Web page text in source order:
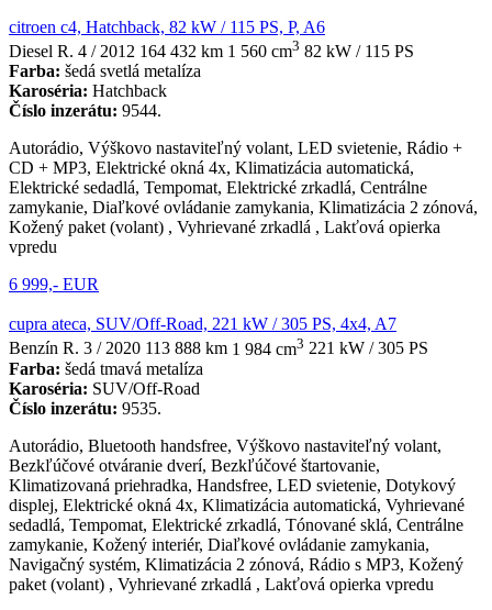
citroen c4, Hatchback, 82 kW / 115 PS, P, A6
Diesel R. 4 / 2012 164 432 km 1 560 cm3 82 kW / 115 PS
Farba: šedá svetlá metalíza
Karoséria: Hatchback
Číslo inzerátu: 9544.
Autorádio, Výškovo nastaviteľný volant, LED svietenie, Rádio +
CD + MP3, Elektrické okná 4x, Klimatizácia automatická,
Elektrické sedadlá, Tempomat, Elektrické zrkadlá, Centrálne
zamykanie, Diaľkové ovládanie zamykania, Klimatizácia 2 zónová,
Kožený paket (volant) , Vyhrievané zrkadlá , Lakťová opierka
vpredu
6 999,- EUR
cupra ateca, SUV/Off-Road, 221 kW / 305 PS, 4x4, A7
Benzín R. 3 / 2020 113 888 km 1 984 cm3 221 kW / 305 PS
Farba: šedá tmavá metalíza
Karoséria: SUV/Off-Road
Číslo inzerátu: 9535.
Autorádio, Bluetooth handsfree, Výškovo nastaviteľný volant,
Bezkľúčové otváranie dverí, Bezkľúčové štartovanie,
Klimatizovaná priehradka, Handsfree, LED svietenie, Dotykový
displej, Elektrické okná 4x, Klimatizácia automatická, Vyhrievané
sedadlá, Tempomat, Elektrické zrkadlá, Tónované sklá, Centrálne
zamykanie, Kožený interiér, Diaľkové ovládanie zamykania,
Navigačný systém, Klimatizácia 2 zónová, Rádio s MP3, Kožený
paket (volant) , Vyhrievané zrkadlá , Lakťová opierka vpredu